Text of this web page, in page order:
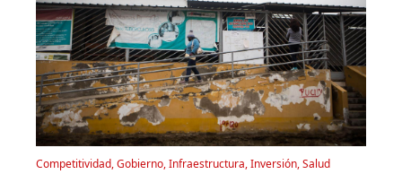
Competitividad, Gobierno, Infraestructura, Inversión, Salud